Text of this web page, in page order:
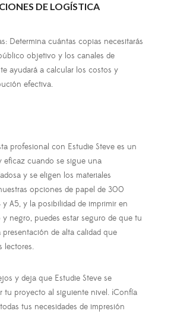
DE LOGÍSTICA
: Determina cuántas copias necesitarás
objetivo y los canales de
ayudará a calcular los costos y
efectiva.
profesional con Estudie Steve es un
eficaz cuando se sigue una
y se eligen los materiales
opciones de papel de 300
y A5, y la posibilidad de imprimir en
negro, puedes estar seguro de que tu
presentación de alta calidad que
lectores.
y deja que Estudie Steve se
tu proyecto al siguiente nivel. ¡Confía
tus necesidades de impresión